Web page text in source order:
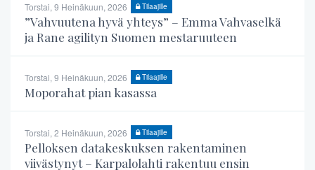
Torstai, 9 Heinäkuun, 2026 Tilaajille
”Vahvuutena hyvä yhteys” – Emma Vahvaselkä
ja Rane agilityn Suomen mestaruuteen
Torstai, 9 Heinäkuun, 2026 Tilaajille
Moporahat pian kasassa
Torstai, 2 Heinäkuun, 2026 Tilaajille
Pelloksen datakeskuksen rakentaminen
viivästynyt – Karpalolahti rakentuu ensin